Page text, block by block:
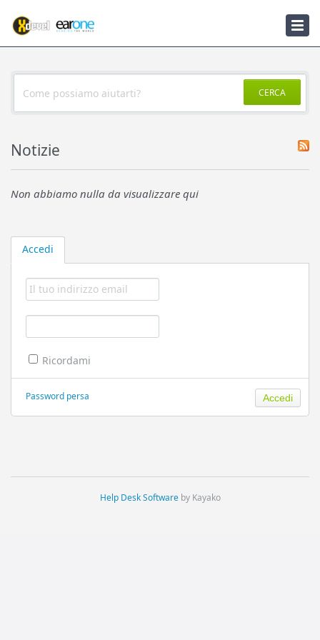
Notizie
Accedi
Ricordami
Password persa
CERCA
Notizie
Non abbiamo nulla da visualizzare qui
Help Desk Softwareby Kayako